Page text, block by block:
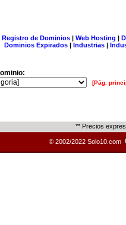
Registro de Dominios| Web Hosting |
Dominios Expirados | Industrias |
[Pág.
** Precios
© 2002/2022 Solo10.com